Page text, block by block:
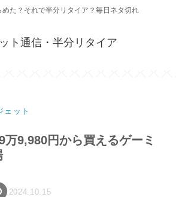
めた？それで半分リタイア？毎日ネタ切れ
ト通信・半分リタイア
ェット
万9,980円から買えるゲーミ
2024.10.15